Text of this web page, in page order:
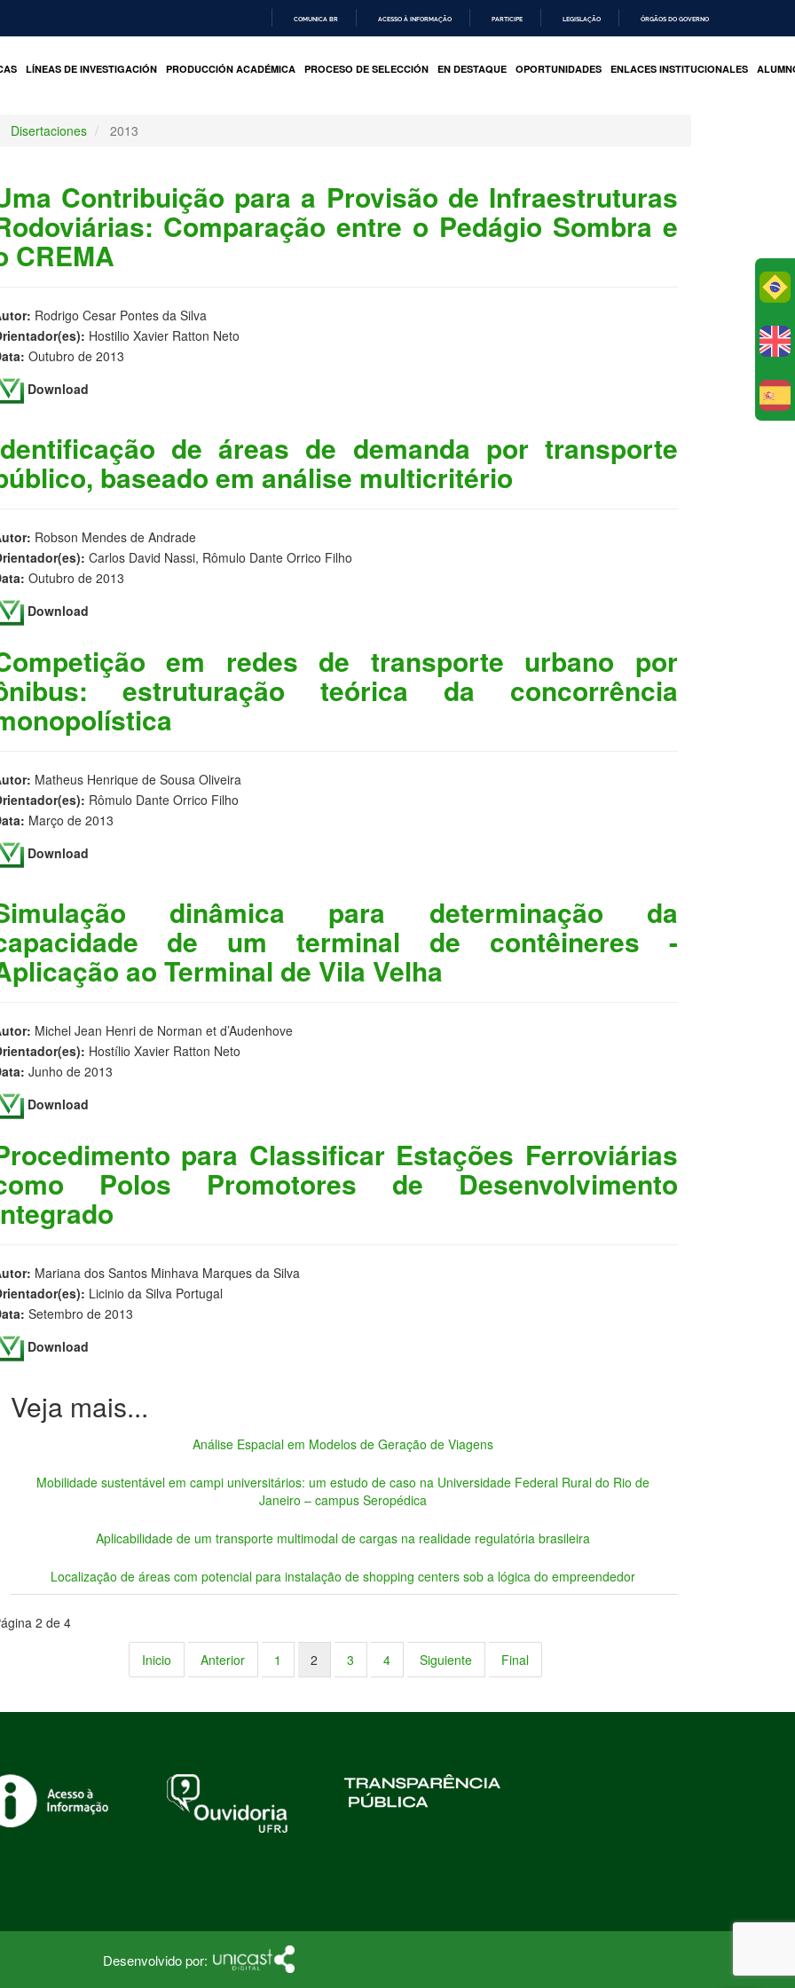
O
COMUNICA BR ACESSO À INFORMAÇÃO PARTICIPE LEGISLAÇÃO ÓRGÃOS DO GOVERNO
LÍNEAS DE INVESTIGACIÓN PRODUCCIÓN ACADÉMICA PROCESO DE SELECCIÓN EN DESTAQUE OPORTUNIDADES ENLACES INSTITUCIONALES
Disertaciones 2013
Contribuição para a Provisão de Infraestruturas
Comparação entre o Pedágio Sombra e
CREMA
Rodrigo Cesar Pontes da Silva
Hostilio Xavier Ratton Neto
Outubro de 2013
Download
de áreas de demanda por transporte
baseado em análise multicritério
Robson Mendes de Andrade
Carlos David Nassi, Rômulo Dante Orrico Filho
Outubro de 2013
Download
em redes de transporte urbano por
estruturação teórica da concorrência
Matheus Henrique de Sousa Oliveira
Rômulo Dante Orrico Filho
Março de 2013
Download
dinâmica para determinação da
de um terminal de contêineres -
ao Terminal de Vila Velha
Michel Jean Henri de Norman et d’Audenhove
Hostílio Xavier Ratton Neto
Junho de 2013
Download
para Classificar Estações Ferroviárias
Polos Promotores de Desenvolvimento
Mariana dos Santos Minhava Marques da Silva
Licinio da Silva Portugal
Setembro de 2013
Download
Análise Espacial em Modelos de Geração de Viagens
Mobilidade sustentável em campi universitários: um estudo de caso na Universidade Federal Rural do Rio de
Janeiro – campus Seropédica
Aplicabilidade de um transporte multimodal de cargas na realidade regulatória brasileira
Localização de áreas com potencial para instalação de shopping centers sob a lógica do empreendedor
2 de 4
Inicio Anterior 1 2 3 4 Siguiente Final
Desenvolvido por: